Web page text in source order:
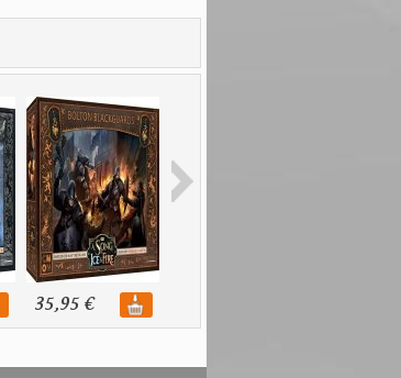
35,95 €